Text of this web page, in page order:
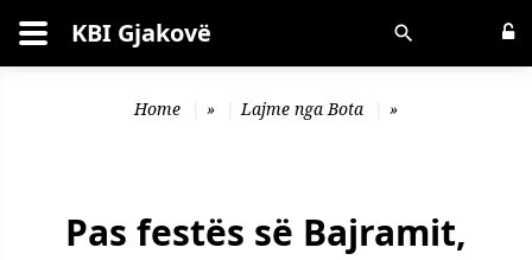
Kërko KBI Gjakovë
Home » Lajme nga Bota »
Pas festës së Bajramit,